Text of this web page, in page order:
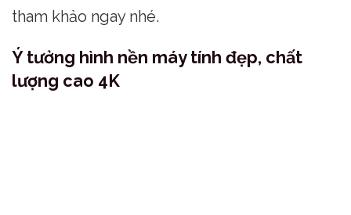
tham khảo ngay nhé.
Ý tưởng hình nền máy tính đẹp, chất
lượng cao 4K